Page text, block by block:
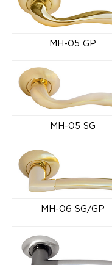
MH-05 GP
MH-05 SG
MH-06 SG/GP